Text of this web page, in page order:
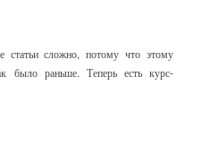
статьи сложно, потому что этому
было раньше. Теперь есть курс-